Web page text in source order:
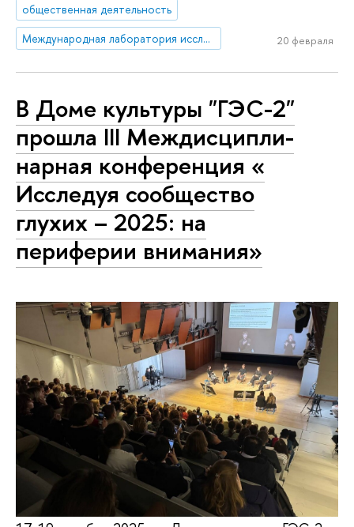
общественная деятельность
Международная лаборатория исследований социальной интеграции
20 февраля
В Доме культуры "ГЭС-2"
прошла III Междисципли­
нарная конференция «​​
Исследуя сообщество
глухих – 2025: на
периферии внимания»